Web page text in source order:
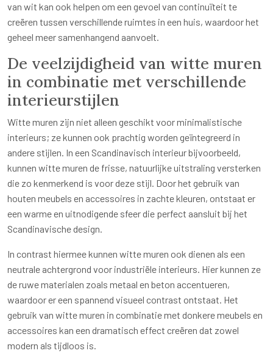
van wit kan ook helpen om een gevoel van continuïteit te
creëren tussen verschillende ruimtes in een huis, waardoor het
geheel meer samenhangend aanvoelt.
De veelzijdigheid van witte muren
in combinatie met verschillende
interieurstijlen
Witte muren zijn niet alleen geschikt voor minimalistische
interieurs; ze kunnen ook prachtig worden geïntegreerd in
andere stijlen. In een Scandinavisch interieur bijvoorbeeld,
kunnen witte muren de frisse, natuurlijke uitstraling versterken
die zo kenmerkend is voor deze stijl. Door het gebruik van
houten meubels en accessoires in zachte kleuren, ontstaat er
een warme en uitnodigende sfeer die perfect aansluit bij het
Scandinavische design.
In contrast hiermee kunnen witte muren ook dienen als een
neutrale achtergrond voor industriële interieurs. Hier kunnen ze
de ruwe materialen zoals metaal en beton accentueren,
waardoor er een spannend visueel contrast ontstaat. Het
gebruik van witte muren in combinatie met donkere meubels en
accessoires kan een dramatisch effect creëren dat zowel
modern als tijdloos is.